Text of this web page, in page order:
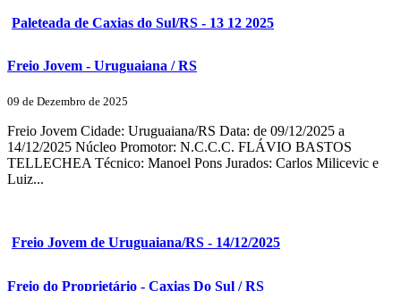
Paleteada de Caxias do Sul/RS - 13 12 2025
Freio Jovem - Uruguaiana / RS
09 de Dezembro de 2025
Freio Jovem Cidade: Uruguaiana/RS Data: de 09/12/2025 a
14/12/2025 Núcleo Promotor: N.C.C.C. FLÁVIO BASTOS
TELLECHEA Técnico: Manoel Pons Jurados: Carlos Milicevic e
Luiz...
Freio Jovem de Uruguaiana/RS - 14/12/2025
Freio do Proprietário - Caxias Do Sul / RS